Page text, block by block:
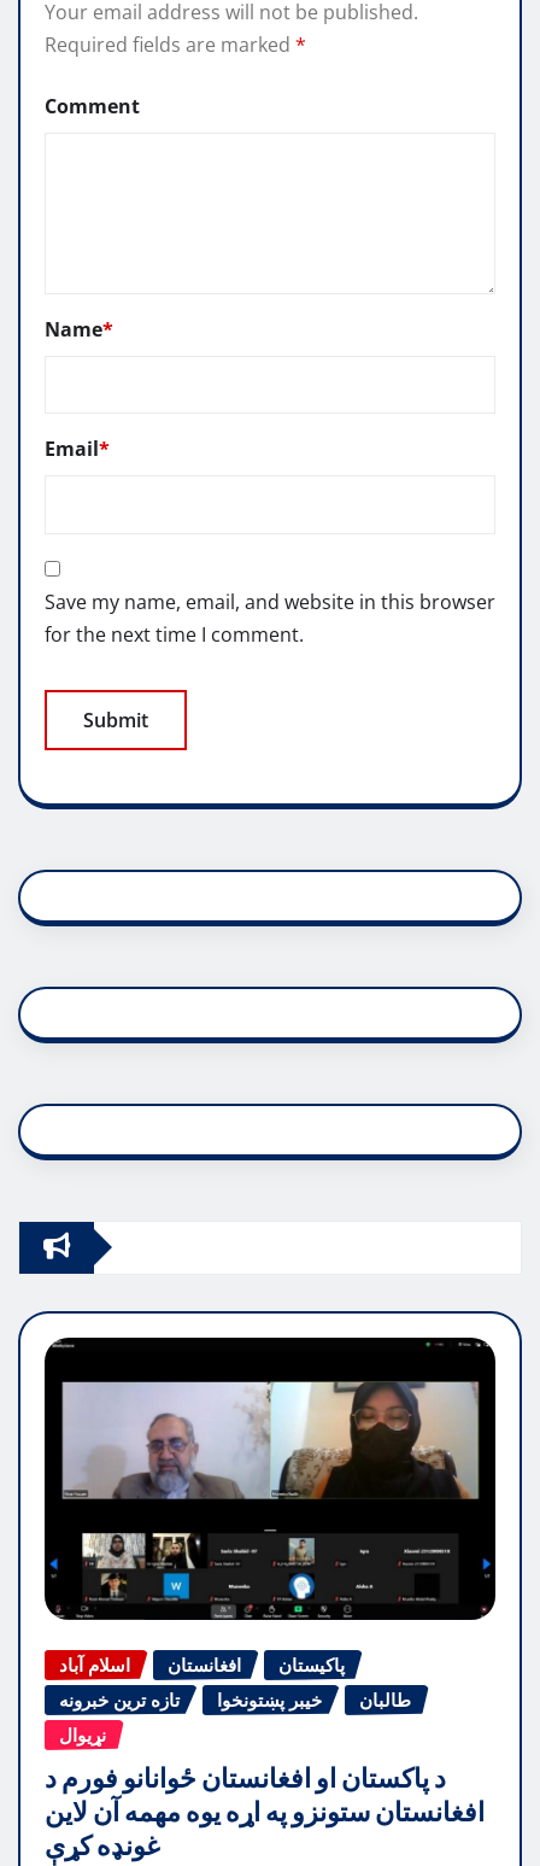
Your email address will not be published.
Required fields are marked *
Comment
Name*
Email*
Save my name, email, and website in this browser
for the next time I comment.
اسلام آباد افغانستان
پاکیستان
تازه ترین خبرونه
خیبر پښتونخوا
طالبان
نړیوال
د پاکستان او افغانستان ځوانانو فورم د
افغانستان ستونزو په اړه یوه مهمه آن لاین
غونډه کړې